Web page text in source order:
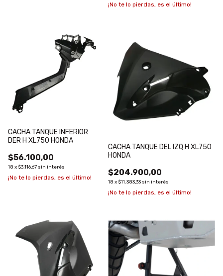
¡No te lo pierdas, es el último!
CACHA TANQUE INFERIOR
DER H XL750 HONDA
$56.100,00
18 x $3.116,67 sin interés
¡No te lo pierdas, es el último!
CACHA TANQUE DEL IZQ H XL750
HONDA
$204.900,00
18 x $11.383,33 sin interés
¡No te lo pierdas, es el último!